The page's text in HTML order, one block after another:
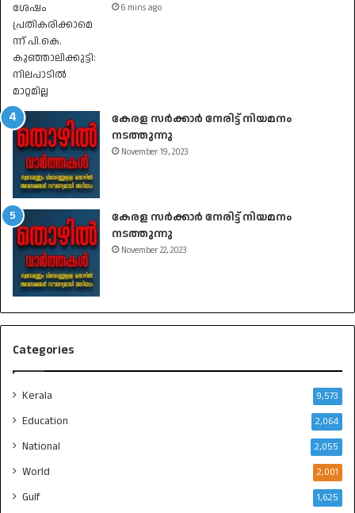
6 mins ago
കേരള സർക്കാർ നേരിട്ട് നിയമനം
നടത്തുന്നു
November 19, 2023
കേരള സർക്കാർ നേരിട്ട് നിയമനം
നടത്തുന്നു
November 22, 2023
Categories
Kerala 9,573
Education 2,064
National 2,055
World 2,001
Gulf 1,625